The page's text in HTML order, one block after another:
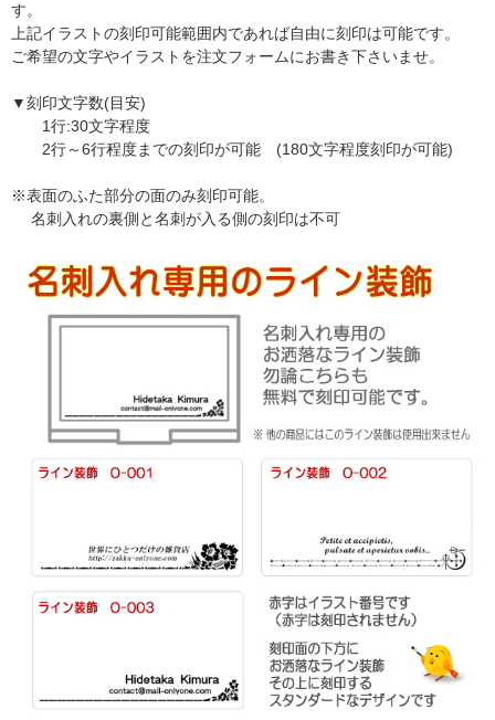
す。
上記イラストの刻印可能範囲内であれば自由に刻印は可能です。
ご希望の文字やイラストを注文フォームにお書き下さいませ。
▼刻印文字数(目安)
1行:30文字程度
2行～6行程度までの刻印が可能 (180文字程度刻印が可能)
※表面のふた部分の面のみ刻印可能。
名刺入れの裏側と名刺が入る側の刻印は不可